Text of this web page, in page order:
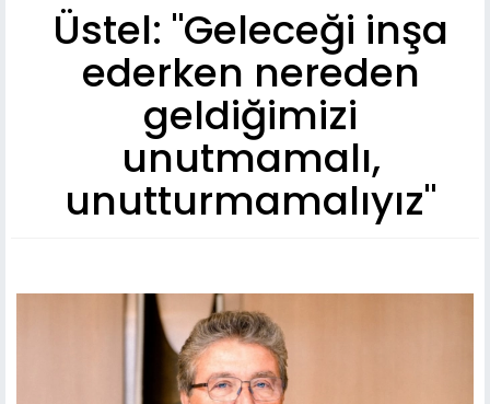
Üstel: "Geleceği inşa
ederken nereden
geldiğimizi
unutmamalı,
unutturmamalıyız"